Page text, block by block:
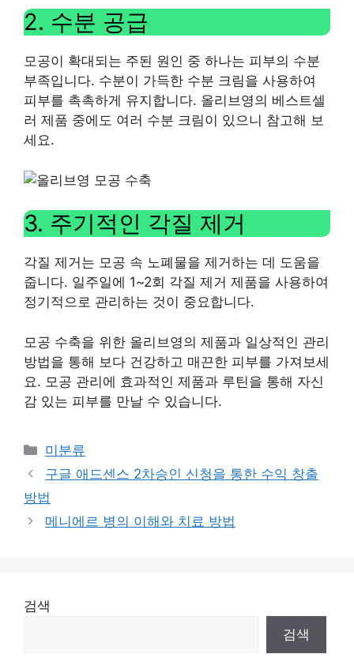
2. 수분 공급
모공이 확대되는 주된 원인 중 하나는 피부의 수분
부족입니다. 수분이 가득한 수분 크림을 사용하여
피부를 촉촉하게 유지합니다. 올리브영의 베스트셀
러 제품 중에도 여러 수분 크림이 있으니 참고해 보
세요.
3. 주기적인 각질 제거
각질 제거는 모공 속 노폐물을 제거하는 데 도움을
줍니다. 일주일에 1~2회 각질 제거 제품을 사용하여
정기적으로 관리하는 것이 중요합니다.
모공 수축을 위한 올리브영의 제품과 일상적인 관리
방법을 통해 보다 건강하고 매끈한 피부를 가져보세
요. 모공 관리에 효과적인 제품과 루틴을 통해 자신
감 있는 피부를 만날 수 있습니다.
Categories
미분류
구글 애드센스 2차승인 신청을 통한 수익 창출
방법
메니에르 병의 이해와 치료 방법
검색
검색